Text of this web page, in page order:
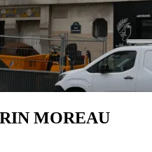
MOREAU